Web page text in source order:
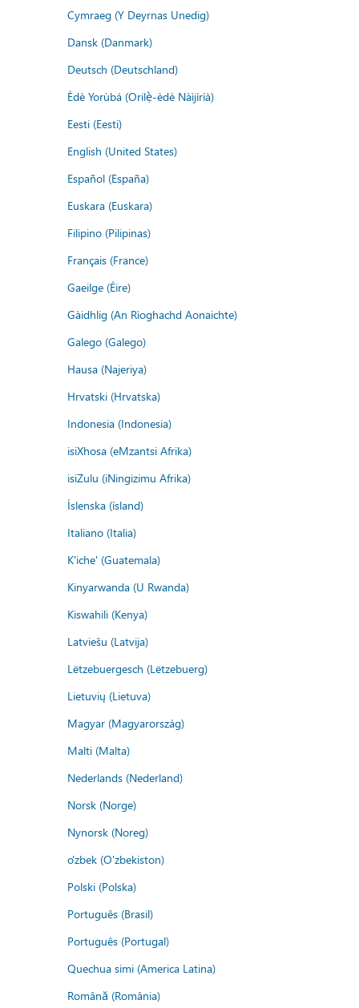
Cymraeg (Y Deyrnas Unedig)
Dansk (Danmark)
Deutsch (Deutschland)
Èdè Yorùbá (Orilẹ̀-èdè Nàìjíríà)
Eesti (Eesti)
English (United States)
Español (España)
Euskara (Euskara)
Filipino (Pilipinas)
Français (France)
Gaeilge (Éire)
Gàidhlig (An Rìoghachd Aonaichte)
Galego (Galego)
Hausa (Najeriya)
Hrvatski (Hrvatska)
Indonesia (Indonesia)
isiXhosa (eMzantsi Afrika)
isiZulu (iNingizimu Afrika)
Íslenska (ísland)
Italiano (Italia)
K'iche' (Guatemala)
Kinyarwanda (U Rwanda)
Kiswahili (Kenya)
Latviešu (Latvija)
Lëtzebuergesch (Lëtzebuerg)
Lietuvių (Lietuva)
Magyar (Magyarország)
Malti (Malta)
Nederlands (Nederland)
Norsk (Norge)
Nynorsk (Noreg)
o'zbek (O'zbekiston)
Polski (Polska)
Português (Brasil)
Português (Portugal)
Quechua simi (America Latina)
Română (România)